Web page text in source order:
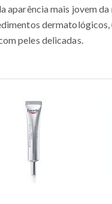
aparência mais jovem da
dermatológicos,
peles delicadas.